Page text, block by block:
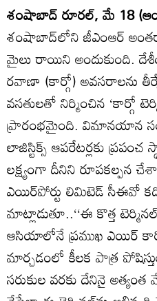
శంషాబాద్‌ రూరల్‌, మే 18
శంషాబాద్‌లోని జీఎంఆర్‌
మైలు రాయిని అందుకుంది.
రవాణా (కార్గో) అవసరాలను
వసతులతో నిర్మించిన ‘కార్గో
ప్రారంభమైంది. విమానయాన
లాజిస్టిక్స్‌ ఆపరేటర్లకు
లక్ష్యంగా దీనిని రూపకల్పన
ఎయిర్‌పోర్టు లిమిటెడ్‌ సీఈవో
మాట్లాడుతూ..‘‘ఈ కొత్త
ఆసియాలోనే ప్రముఖ ఎయిర్‌
మార్చడంలో కీలక పాత్ర
సరుకుల వరకు దేనినై